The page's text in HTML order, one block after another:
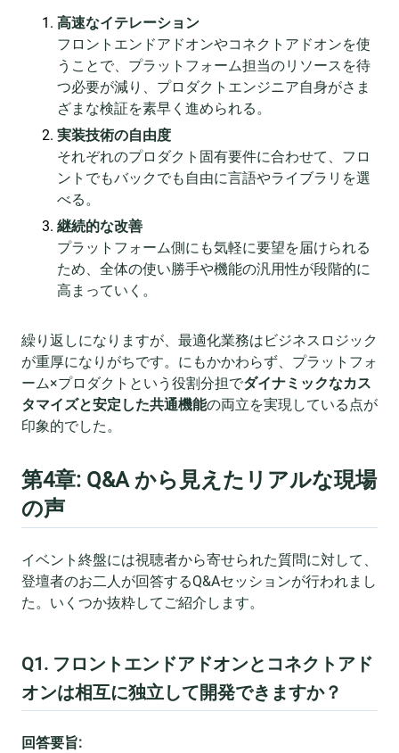
高速なイテレーション
フロントエンドアドオンやコネクトアドオンを使
うことで、プラットフォーム担当のリソースを待
つ必要が減り、プロダクトエンジニア自身がさま
ざまな検証を素早く進められる。
実装技術の自由度
それぞれのプロダクト固有要件に合わせて、フロ
ントでもバックでも自由に言語やライブラリを選
べる。
継続的な改善
プラットフォーム側にも気軽に要望を届けられる
ため、全体の使い勝手や機能の汎用性が段階的に
高まっていく。
繰り返しになりますが、最適化業務はビジネスロジック
が重厚になりがちです。にもかかわらず、プラットフォ
ーム×プロダクトという役割分担でダイナミックなカス
タマイズと安定した共通機能の両立を実現している点が
印象的でした。
第4章: Q&A から見えたリアルな現場
の声
イベント終盤には視聴者から寄せられた質問に対して、
登壇者のお二人が回答するQ&Aセッションが行われまし
た。いくつか抜粋してご紹介します。
Q1. フロントエンドアドオンとコネクトアド
オンは相互に独立して開発できますか？
回答要旨: